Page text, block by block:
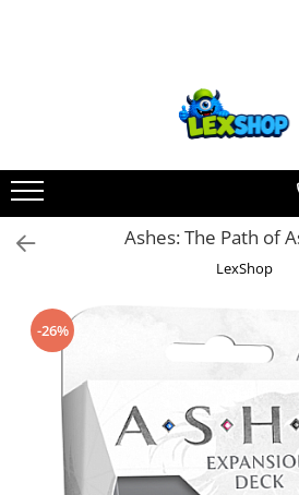
Board Games
Extensii boardgames
Card Games (jocuri cu carti)
Jocuri pentru toata familia
Party Games (jocuri de petrecere)
Jocuri pentru copii
Smart Games
Puzzle-uri logice
Jocuri cu miniaturi
Ashes: The Path of
LexShop
-26%